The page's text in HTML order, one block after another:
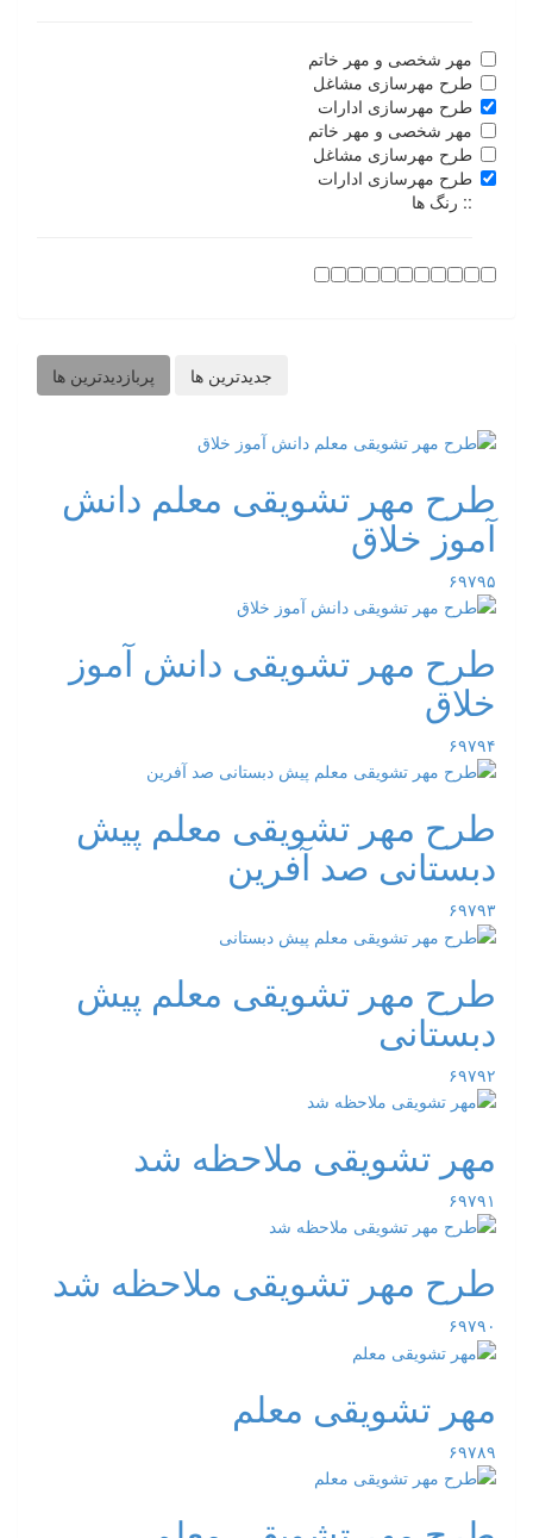
مهر شخصی و مهر خاتم
طرح مهرسازی مشاغل
طرح مهرسازی ادارات
مهر شخصی و مهر خاتم
طرح مهرسازی مشاغل
طرح مهرسازی ادارات
:: رنگ ها
جدیدترین ها پربازدیدترین ها
طرح مهر تشویقی معلم دانش
آموز خلاق
۶۹۷۹۵
طرح مهر تشویقی دانش آموز
خلاق
۶۹۷۹۴
طرح مهر تشویقی معلم پیش
دبستانی صد آفرین
۶۹۷۹۳
طرح مهر تشویقی معلم پیش
دبستانی
۶۹۷۹۲
مهر تشویقی ملاحظه شد
۶۹۷۹۱
طرح مهر تشویقی ملاحظه شد
۶۹۷۹۰
مهر تشویقی معلم
۶۹۷۸۹